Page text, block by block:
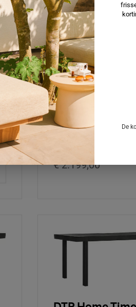
DTP Home
Eettafel 260cm
€ 2.199,00
De